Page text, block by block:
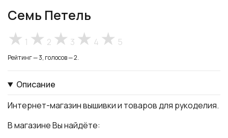
Семь Петель
1 2 3 4 5
Рейтинг — 3, голосов — 2.
Описание
Интернет-магазин вышивки и товаров для рукоделия.
В магазине Вы найдёте: